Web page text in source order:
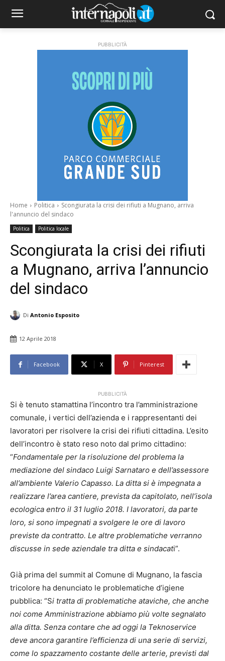
PUBBLICITÀ
Home Politica
Scongiurata la crisi dei rifiuti a Mugnano, arriva
l'annuncio del sindaco
Politica Politica locale
Scongiurata la crisi dei rifiuti
a Mugnano, arriva l’annuncio
del sindaco
Di Antonio Esposito
12 Aprile 2018
Facebook X Pinterest
PUBBLICITÀ
Si è tenuto stamattina l’incontro tra l’amministrazione
comunale, i vertici dell’azienda e i rappresentanti dei
lavoratori per risolvere la crisi dei rifiuti cittadina. L’esito
dell’incontro è stato reso noto dal primo cittadino:
“Fondamentale per la risoluzione del problema la
mediazione del sindaco Luigi Sarnataro e dell’assessore
all’ambiente Valerio Capasso. La ditta si è impegnata a
realizzare l’area cantiere, prevista da capitolato, nell’isola
ecologica entro il 31 luglio 2018. I lavoratori, da parte
loro, si sono impegnati a svolgere le ore di lavoro
previste da contratto. Le altre problematiche verranno
discusse in sede aziendale tra ditta e sindacati”.
Già prima del summit al Comune di Mugnano, la fascia
tricolore ha denunciato le problematiche d’igiene
pubblica: “Si tratta di problematiche ataviche, che anche
noi come Amministrazione abbiamo più volte segnalato
alla ditta. Senza contare che ad oggi la Teknoservice
deve ancora garantire l’efficienza di una serie di servizi,
come lo spazzamento costante delle arterie, previsti dal